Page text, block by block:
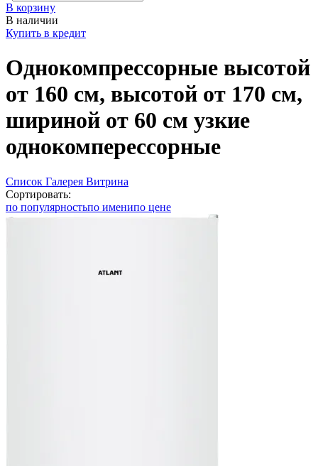
В корзину
В наличии
Купить в кредит
Однокомпрессорные высотой
от 160 см, высотой от 170 см,
шириной от 60 см узкие
однокомперессорные
Список Галерея Витрина
Сортировать:
по популярностьпо именипо цене